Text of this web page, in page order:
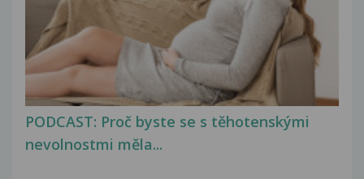
PODCAST: Proč byste se s těhotenskými
nevolnostmi měla...